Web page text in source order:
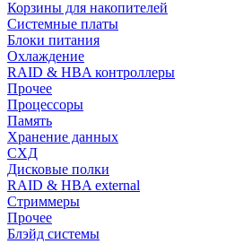
Корзины для накопителей
Системные платы
Блоки питания
Охлаждение
RAID & HBA контроллеры
Прочее
Процессоры
Память
Хранение данных
СХД
Дисковые полки
RAID & HBA external
Стриммеры
Прочее
Блэйд системы